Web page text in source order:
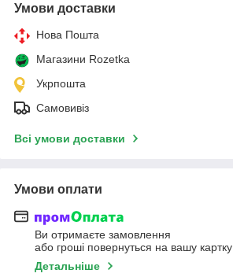
Умови доставки
Нова Пошта
Магазини Rozetka
Укрпошта
Самовивіз
Всі умови доставки
Умови оплати
Ви отримаєте замовлення
або гроші повернуться на вашу картку
Детальніше